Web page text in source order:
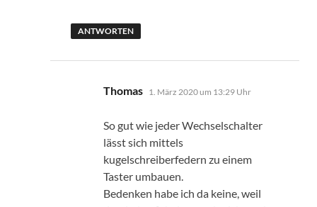
ANTWORTEN
Thomas sagt:
1. März 2020 um 13:29 Uhr
So gut wie jeder Wechselschalter
lässt sich mittels
kugelschreiberfedern zu einem
Taster umbauen.
Bedenken habe ich da keine, weil